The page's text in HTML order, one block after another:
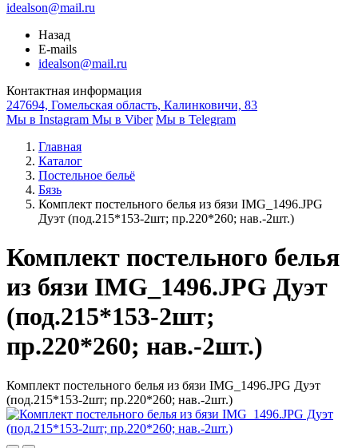
idealson@mail.ru
Назад
E-mails
idealson@mail.ru
Контактная информация
247694, Гомельская область, Калинковичи, 83
Мы в Instagram Мы в Viber Мы в Telegram
Главная
Каталог
Постельное бельё
Бязь
Комплект постельного белья из бязи IMG_1496.JPG
Дуэт (под.215*153-2шт; пр.220*260; нав.-2шт.)
Комплект постельного белья
из бязи IMG_1496.JPG Дуэт
(под.215*153-2шт;
пр.220*260; нав.-2шт.)
Комплект постельного белья из бязи IMG_1496.JPG Дуэт
(под.215*153-2шт; пр.220*260; нав.-2шт.)